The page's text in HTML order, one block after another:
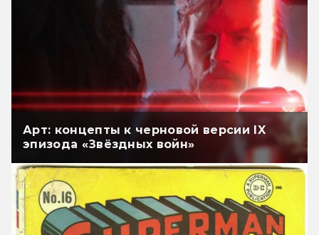
Арт: концепты к черновой версии IX
эпизода «Звёздных войн»